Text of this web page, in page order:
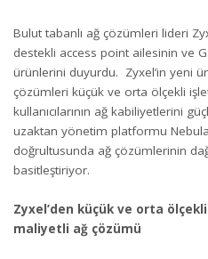
Bulut tabanlı ağ çözümleri lideri
destekli access point ailesinin ve
ürünlerini duyurdu. Zyxel’in yeni
çözümleri küçük ve orta ölçekli
kullanıcılarının ağ kabiliyetlerini
uzaktan yönetim platformu
doğrultusunda ağ çözümlerinin
basitleştiriyor.
Zyxel’den küçük ve orta
maliyetli ağ çözümü